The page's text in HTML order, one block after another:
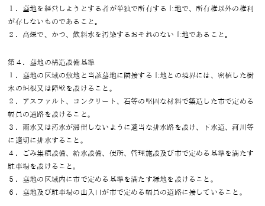
１．墓地を経営しようとする者が単独で所有する土地で、所有権以外の権利
が存しないものであること。
２．高燥で、かつ、飲料水を汚染するおそれのない土地であること。
第４．墓地の構造設備基準
１．墓地の区域の敷地と当該墓地に隣接する土地との境界には、密植した樹
木の垣根又は障壁を設けること。
２．アスファルト、コンクリート、石等の堅固な材料で築造した市で定める
幅員の通路を設けること。
３．雨水又は汚水が滞留しないように適当な排水路を設け、下水道、河川等
に適切に排水すること。
４．ごみ集積設備、給水設備、便所、管理施設及び市で定める基準を満たす
駐車場を設けること。
５．墓地の区域内に市で定める基準を満たす緑地を設けること。
６．墓地及び駐車場の出入口が市で定める幅員の道路に接していること。